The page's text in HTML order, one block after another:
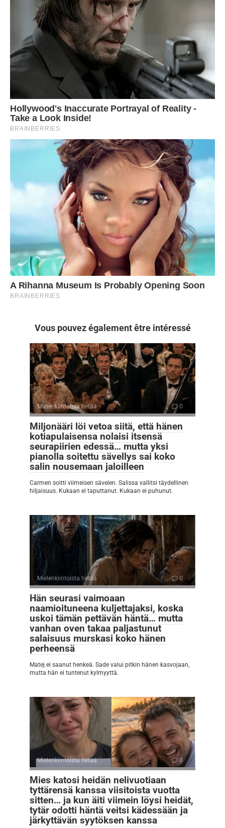
Vous pouvez également être intéressé
Mielenkiintoista tietää 0
Miljonääri löi vetoa siitä, että hänen
kotiapulaisensa nolaisi itsensä
seurapiirien edessä… mutta yksi
pianolla soitettu sävellys sai koko
salin nousemaan jaloilleen
Carmen soitti viimeisen sävelen. Salissa vallitsi täydellinen
hiljaisuus. Kukaan ei taputtanut. Kukaan ei puhunut.
Mielenkiintoista tietää 0
Hän seurasi vaimoaan
naamioituneena kuljettajaksi, koska
uskoi tämän pettävän häntä… mutta
vanhan oven takaa paljastunut
salaisuus murskasi koko hänen
perheensä
Matej ei saanut henkeä. Sade valui pitkin hänen kasvojaan,
mutta hän ei tuntenut kylmyyttä.
Mielenkiintoista tietää 0
Mies katosi heidän nelivuotiaan
tyttärensä kanssa viisitoista vuotta
sitten… ja kun äiti viimein löysi heidät,
tytär odotti häntä veitsi kädessään ja
järkyttävän syytöksen kanssa